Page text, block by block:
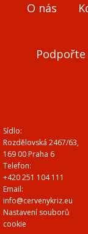
O nás
Podpořte
Sídlo:
Rozdělovská 2467/63,
169 00 Praha 6
Telefon:
+420 251 104 111
Email:
info@cervenykriz.eu
Nastavení souborů
cookie